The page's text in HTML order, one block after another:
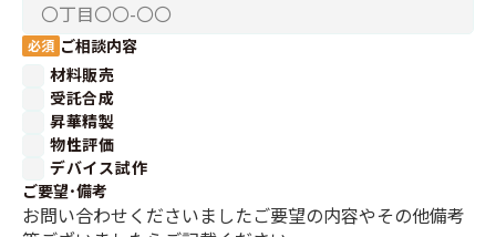
ご相談内容
材料販売
受託合成
昇華精製
物性評価
デバイス試作
ご要望･備考
お問い合わせくださいましたご要望の内容やその他備考